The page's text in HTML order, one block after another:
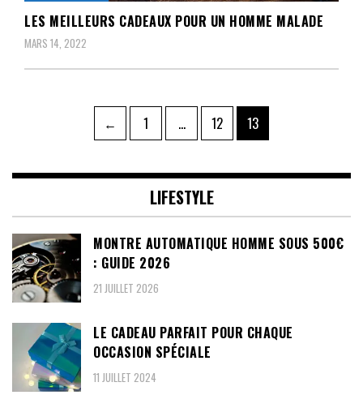
LES MEILLEURS CADEAUX POUR UN HOMME MALADE
MARS 14, 2022
publications
← Page
1 … Page
12 Page
13
LIFESTYLE
MONTRE AUTOMATIQUE HOMME SOUS 500€
: GUIDE 2026
21 JUILLET 2026
LE CADEAU PARFAIT POUR CHAQUE
OCCASION SPÉCIALE
11 JUILLET 2024